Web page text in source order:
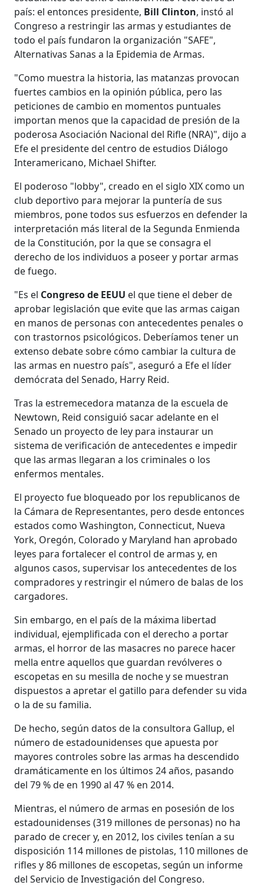
país: el entonces presidente, Bill Clinton, instó al
Congreso a restringir las armas y estudiantes de
todo el país fundaron la organización "SAFE",
Alternativas Sanas a la Epidemia de Armas.
"Como muestra la historia, las matanzas provocan
fuertes cambios en la opinión pública, pero las
peticiones de cambio en momentos puntuales
importan menos que la capacidad de presión de la
poderosa Asociación Nacional del Rifle (NRA)", dijo a
Efe el presidente del centro de estudios Diálogo
Interamericano, Michael Shifter.
El poderoso "lobby", creado en el siglo XIX como un
club deportivo para mejorar la puntería de sus
miembros, pone todos sus esfuerzos en defender la
interpretación más literal de la Segunda Enmienda
de la Constitución, por la que se consagra el
derecho de los individuos a poseer y portar armas
de fuego.
"Es el Congreso de EEUU el que tiene el deber de
aprobar legislación que evite que las armas caigan
en manos de personas con antecedentes penales o
con trastornos psicológicos. Deberíamos tener un
extenso debate sobre cómo cambiar la cultura de
las armas en nuestro país", aseguró a Efe el líder
demócrata del Senado, Harry Reid.
Tras la estremecedora matanza de la escuela de
Newtown, Reid consiguió sacar adelante en el
Senado un proyecto de ley para instaurar un
sistema de verificación de antecedentes e impedir
que las armas llegaran a los criminales o los
enfermos mentales.
El proyecto fue bloqueado por los republicanos de
la Cámara de Representantes, pero desde entonces
estados como Washington, Connecticut, Nueva
York, Oregón, Colorado y Maryland han aprobado
leyes para fortalecer el control de armas y, en
algunos casos, supervisar los antecedentes de los
compradores y restringir el número de balas de los
cargadores.
Sin embargo, en el país de la máxima libertad
individual, ejemplificada con el derecho a portar
armas, el horror de las masacres no parece hacer
mella entre aquellos que guardan revólveres o
escopetas en su mesilla de noche y se muestran
dispuestos a apretar el gatillo para defender su vida
o la de su familia.
De hecho, según datos de la consultora Gallup, el
número de estadounidenses que apuesta por
mayores controles sobre las armas ha descendido
dramáticamente en los últimos 24 años, pasando
del 79 % de en 1990 al 47 % en 2014.
Mientras, el número de armas en posesión de los
estadounidenses (319 millones de personas) no ha
parado de crecer y, en 2012, los civiles tenían a su
disposición 114 millones de pistolas, 110 millones de
rifles y 86 millones de escopetas, según un informe
del Servicio de Investigación del Congreso.